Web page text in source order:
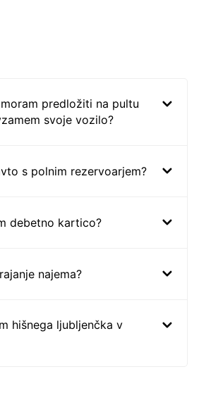
predložiti na pultu
svoje vozilo?
s polnim rezervoarjem?
debetno kartico?
najema?
hišnega ljubljenčka v